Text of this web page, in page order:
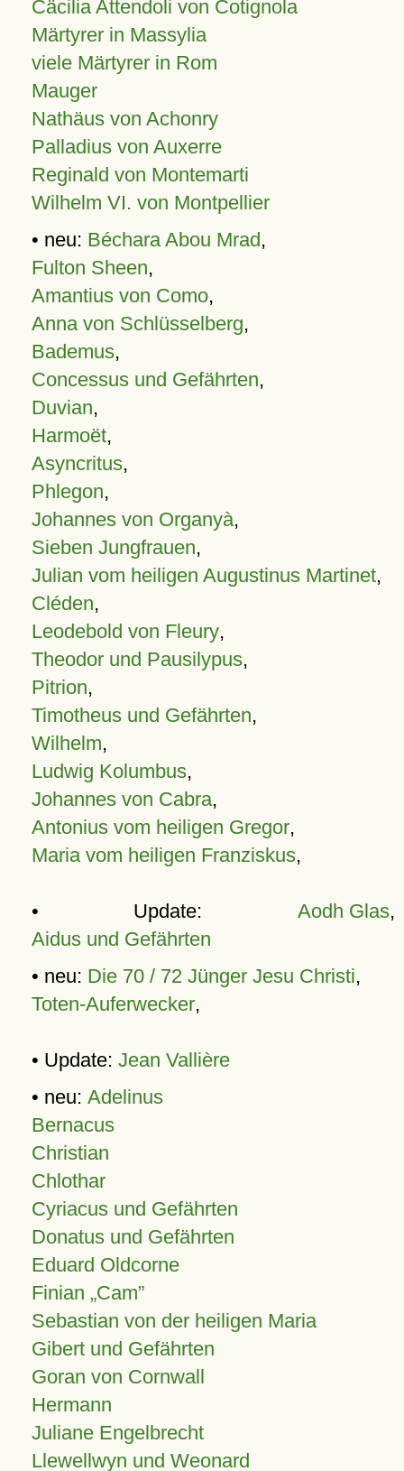
Cäcilia Attendoli von Cotignola
Märtyrer in Massylia
viele Märtyrer in Rom
Mauger
Nathäus von Achonry
Palladius von Auxerre
Reginald von Montemarti
Wilhelm VI. von Montpellier
• neu: Béchara Abou Mrad,
Fulton Sheen,
Amantius von Como,
Anna von Schlüsselberg,
Bademus,
Concessus und Gefährten,
Duvian,
Harmoët,
Asyncritus,
Phlegon,
Johannes von Organyà,
Sieben Jungfrauen,
Julian vom heiligen Augustinus Martinet,
Cléden,
Leodebold von Fleury,
Theodor und Pausilypus,
Pitrion,
Timotheus und Gefährten,
Wilhelm,
Ludwig Kolumbus,
Johannes von Cabra,
Antonius vom heiligen Gregor,
Maria vom heiligen Franziskus,
• Update: Aodh Glas,
Aidus und Gefährten
• neu: Die 70 / 72 Jünger Jesu Christi,
Toten-Auferwecker,
• Update: Jean Vallière
• neu: Adelinus
Bernacus
Christian
Chlothar
Cyriacus und Gefährten
Donatus und Gefährten
Eduard Oldcorne
Finian Cam
Sebastian von der heiligen Maria
Gibert und Gefährten
Goran von Cornwall
Hermann
Juliane Engelbrecht
Llewellwyn und Weonard